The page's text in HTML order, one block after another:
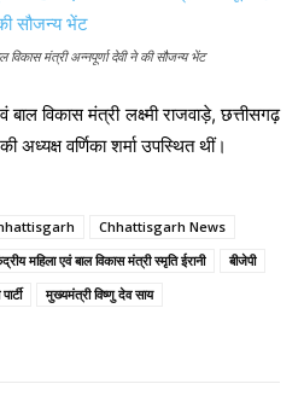
विकास मंत्री अन्नपूर्णा देवी ने की सौजन्य भेंट
विकास मंत्री लक्ष्मी राजवाड़े, छत्तीसगढ़
अध्यक्ष वर्णिका शर्मा उपस्थित थीं।
Chhattisgarh News
महिला एवं बाल विकास मंत्री स्मृति ईरानी
बीजेपी
मुख्यमंत्री विष्णु देव साय